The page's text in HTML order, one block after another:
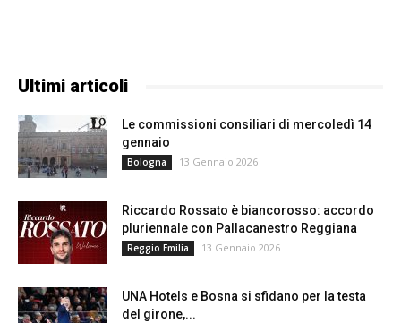
Ultimi articoli
Le commissioni consiliari di mercoledì 14
gennaio
Bologna 13 Gennaio 2026
Riccardo Rossato è biancorosso: accordo
pluriennale con Pallacanestro Reggiana
Reggio Emilia 13 Gennaio 2026
UNA Hotels e Bosna si sfidano per la testa
del girone,...